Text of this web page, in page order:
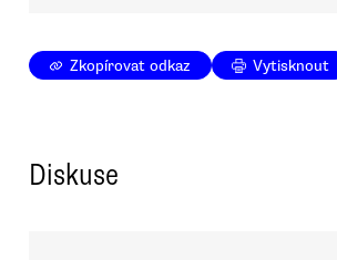
Zkopírovat odkaz Vytisknout
Diskuse